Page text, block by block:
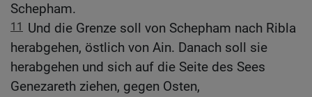
Schepham.
11
Und die Grenze soll von Schepham nach Ribla
herabgehen, östlich von Ain. Danach soll sie
herabgehen und sich auf die Seite des Sees
Genezareth ziehen, gegen Osten,